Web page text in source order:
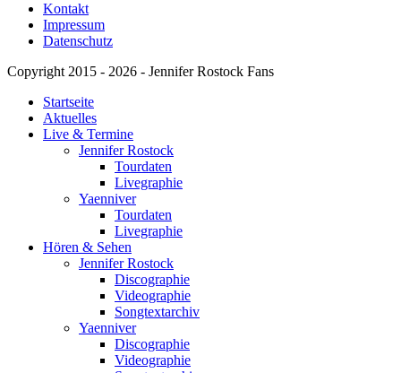
Kontakt
Impressum
Datenschutz
Copyright 2015 - 2026 - Jennifer Rostock Fans
Startseite
Aktuelles
Live & Termine
Jennifer Rostock
Tourdaten
Livegraphie
Yaenniver
Tourdaten
Livegraphie
Hören & Sehen
Jennifer Rostock
Discographie
Videographie
Songtextarchiv
Yaenniver
Discographie
Videographie